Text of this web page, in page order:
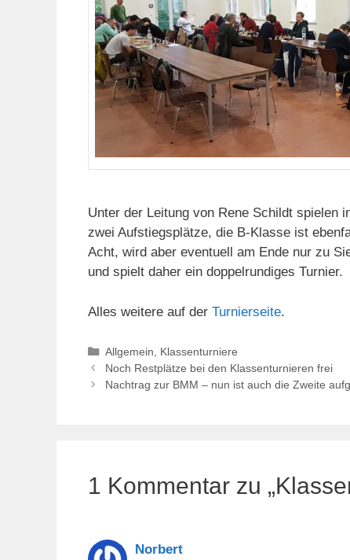
Unter der Leitung von Rene Schildt spielen
zwei Aufstiegsplätze, die B-Klasse ist
Acht, wird aber eventuell am Ende nur zu
und spielt daher ein doppelrundiges Turnier.
Alles weitere auf der Turnierseite.
Kategorien
Allgemein, Klassenturniere
Noch Restplätze bei den Klassenturnieren frei
Nachtrag zur BMM – nun ist auch die Zweite
1 Kommentar zu
Norbert